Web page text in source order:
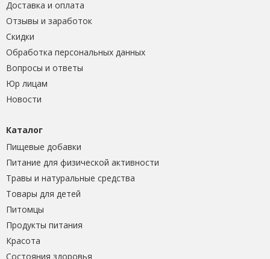
Доставка и оплата
Отзывы и заработок
Скидки
Обработка персональных данных
Вопросы и ответы
Юр лицам
Новости
Каталог
Пищевые добавки
Питание для физической активности
Травы и натуральные средства
Товары для детей
Питомцы
Продукты питания
Красота
Состояния здоровья